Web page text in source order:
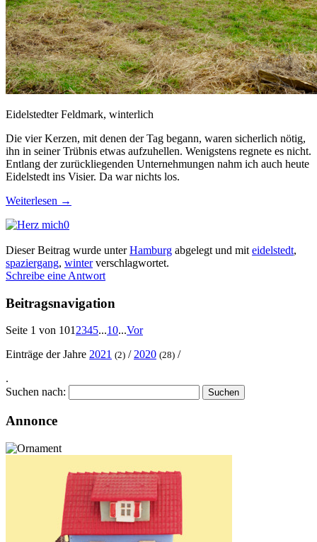
Eidelstedter Feldmark, winterlich
Die vier Kerzen, mit denen der Tag begann, waren sicherlich nötig,
ihn in seiner Trübnis etwas aufzuhellen. Wenigstens regnete es nicht.
Entlang der zurückliegenden Unternehmungen nahm ich auch heute
Eidelstedt ins Visier. Da war nichts los.
Weiterlesen →
0
Dieser Beitrag wurde unterHamburg abgelegt und mit eidelstedt,
spaziergang, winterverschlagwortet.
Schreibe eine Antwort
Beitragsnavigation
Seite 1 von 101 2345...10...Vor
Einträge der Jahre 2021 (2) / 2020 (28) /
.
Suchen nach:
Annonce